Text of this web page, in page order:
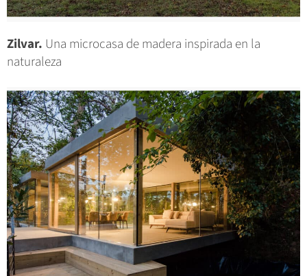
Zilvar. Una microcasa de madera inspirada en la
naturaleza